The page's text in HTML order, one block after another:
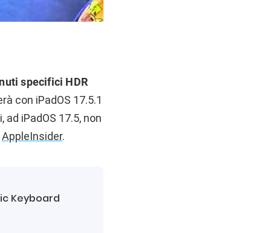
specifici HDR
con iPadOS 17.5.1
iPadOS 17.5, non
AppleInsider.
Keyboard